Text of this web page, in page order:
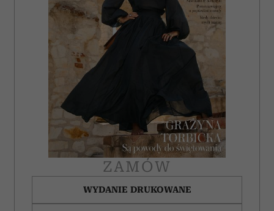
ZAMÓW
WYDANIE DRUKOWANE